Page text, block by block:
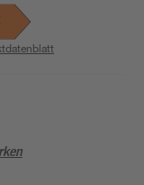
W 806 lm